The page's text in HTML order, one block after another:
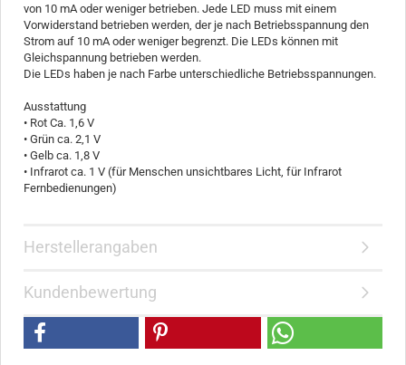
von 10 mA oder weniger betrieben. Jede LED muss mit einem
Vorwiderstand betrieben werden, der je nach Betriebsspannung den
Strom auf 10 mA oder weniger begrenzt. Die LEDs können mit
Gleichspannung betrieben werden.
Die LEDs haben je nach Farbe unterschiedliche Betriebsspannungen.
Ausstattung
• Rot Ca. 1,6 V
• Grün ca. 2,1 V
• Gelb ca. 1,8 V
• Infrarot ca. 1 V (für Menschen unsichtbares Licht, für Infrarot
Fernbedienungen)
Herstellerangaben
Kundenbewertung